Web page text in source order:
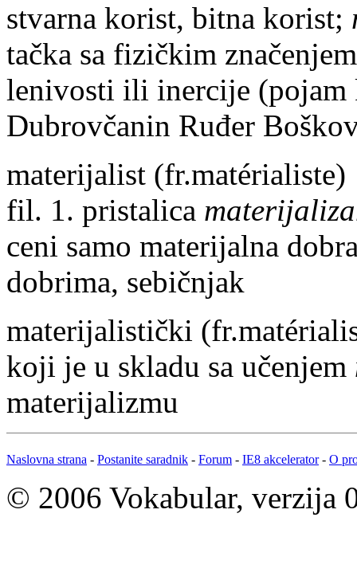
stvarna korist, bitna korist;
tačka sa fizičkim
lenivosti ili inercije
Dubrovčanin Ruđer
materijalist (fr.matérialiste)
fil. 1. pristalica
ceni samo materijalna
dobrima, sebičnjak
materijalistički
koji je u skladu sa učenjem
materijalizmu
Naslovna strana - Postanite saradnik - Forum - IE8 akcelerator- O
© 2006 Vokabular, verzija